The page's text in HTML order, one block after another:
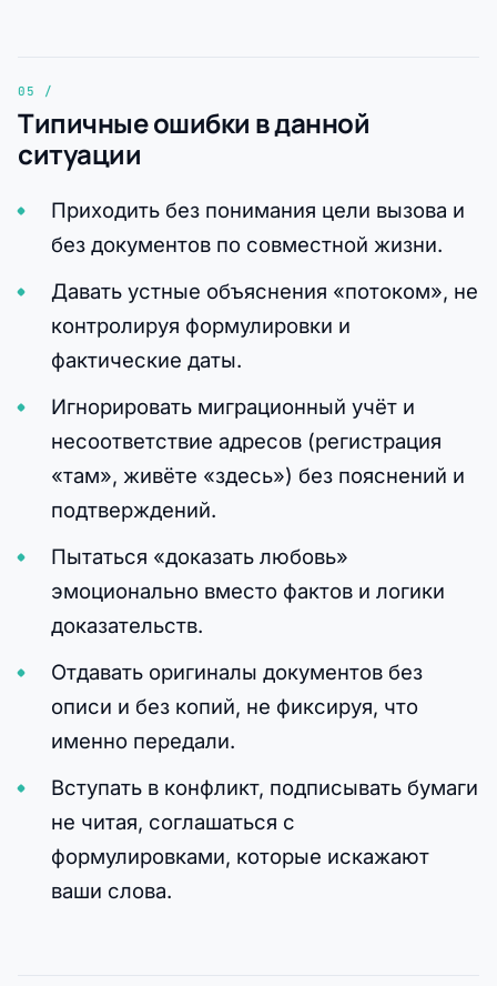
Типичные ошибки в данной
ситуации
Приходить без понимания цели вызова и
без документов по совместной жизни.
Давать устные объяснения «потоком», не
контролируя формулировки и
фактические даты.
Игнорировать миграционный учёт и
несоответствие адресов (регистрация
«там», живёте «здесь») без пояснений и
подтверждений.
Пытаться «доказать любовь»
эмоционально вместо фактов и логики
доказательств.
Отдавать оригиналы документов без
описи и без копий, не фиксируя, что
именно передали.
Вступать в конфликт, подписывать бумаги
не читая, соглашаться с
формулировками, которые искажают
ваши слова.